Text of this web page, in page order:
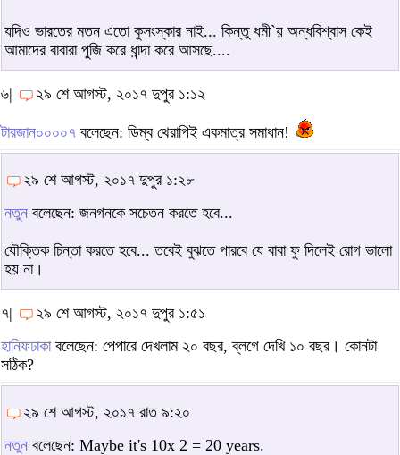
যদিও ভারতের মতন এতো কুসংস্কার নাই... কিন্তু ধমী`য় অন্ধবিশ্বাস কেই
আমাদের বাবারা পুজি করে ধান্দা করে আসছে....
৬| ২৯ শে আগস্ট, ২০১৭ দুপুর ১:১২
টারজান০০০০৭ বলেছেন: ডিম্ব থেরাপিই একমাত্র সমাধান!
২৯ শে আগস্ট, ২০১৭ দুপুর ১:২৮
নতুন বলেছেন: জনগনকে সচেতন করতে হবে...
যৌক্তিক চিন্তা করতে হবে... তবেই বুঝতে পারবে যে বাবা ফু দিলেই রোগ ভালো
হয় না।
৭|
২৯ শে আগস্ট, ২০১৭ দুপুর ১:৫১
হানিফঢাকাবলেছেন: পেপারে দেখলাম ২০ বছর, ব্লগে দেখি ১০ বছর। কোনটা
সঠিক?
২৯ শে আগস্ট, ২০১৭ রাত ৯:২০
নতুন বলেছেন: Maybe it's 10x 2 = 20 years.